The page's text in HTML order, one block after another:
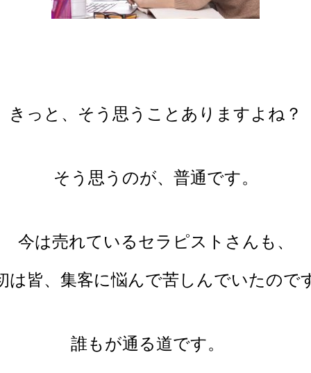
きっと、そう思うことありますよね？
そう思うのが、普通です。
今は売れているセラピストさんも、
は皆、集客に悩んで苦しんでいたので
誰もが通る道です。